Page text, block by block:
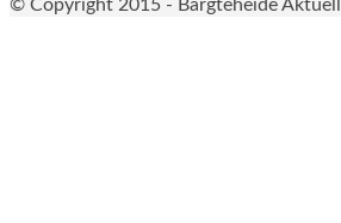
© Copyright 2015 - Bargteheide Aktuell